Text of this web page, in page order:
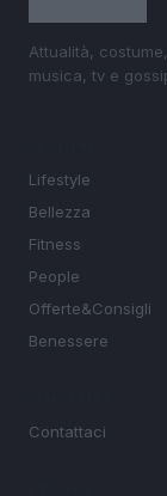
Attualità,
musica, tv e
Lifestyle
Bellezza
Fitness
People
Offerte&Consigli
Benessere
Contattaci